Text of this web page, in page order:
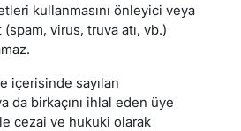
kullanmasını önleyici veya
(spam, virus, truva atı, vb.)
içerisinde sayılan
da birkaçını ihlal eden üye
cezai ve hukuki olarak